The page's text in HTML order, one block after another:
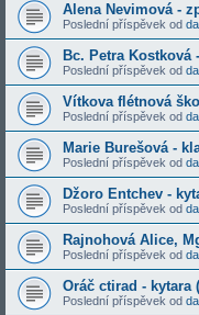
Alena Nevimová -
Poslední příspěvek od
Bc. Petra Kostková
Poslední příspěvek od
Vítkova flétnová
Poslední příspěvek od
Marie Burešová -
Poslední příspěvek od
Džoro Entchev -
Poslední příspěvek od
Rajnohová Alice,
Poslední příspěvek od
Oráč ctirad - kytara
Poslední příspěvek od